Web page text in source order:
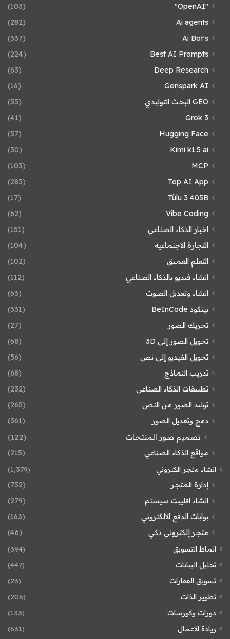
"OpenAI"
(103)
Ai agents
(282)
Ai Bot's
(337)
Best AI Prompts
(224)
Deep Research
(63)
Genspark AI
(16)
GEO البحث التوليدي
(55)
Grok 3
(41)
Hugging Face
(57)
Kimi k1.5 ai
(30)
MCP
(103)
Top AI App
(283)
Tülu 3 405B
(17)
Vibe Coding
(62)
اخبار الذكاء الصناعي
(151)
التجارة الاجتماعية
(104)
التعلم العميق
(102)
انشاء فيديو بالذكاء الصناعي
(112)
انشاء وتعديل الصوت
(63)
بينكود BeInCode
(331)
تحريك الصور
(27)
تحويل الصور إلى 3D
(68)
تحويل الفيديو إلى نص
(56)
تدريب النماذج
(68)
تطبيقات الذكاء الصناعى
(232)
توليد الصور من النص
(265)
دمج وتعديل الصور
(361)
تصميم صور المنتجات (122)
مواقع الذكاء الصناعي (215)
انشاء متجر الكتروني (1٬379)
إدارة المتجر
(752)
انشاء افلييت سيستم
(279)
بوابات الدفع الالكتروني
(163)
متجر إلكتروني ذكي
(46)
انماط التسويق
(394)
تحليل البيانات
(447)
تسويق العقارات
(23)
تطوير الذات
(206)
دورات وكورسات
(133)
ريادة الاعمال
(631)